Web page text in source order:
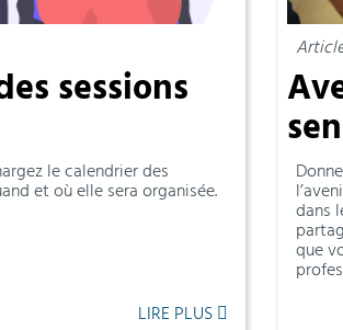
sessions
le calendrier des
et où elle sera organisée.
LIRE PLUS
dans
que